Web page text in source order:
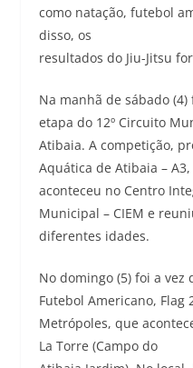
como natação, futebol
disso, os
resultados do Jiu-Jitsu
Na manhã de sábado
etapa do 12º Circuito
Atibaia. A competição,
Aquática de Atibaia – A3,
aconteceu no Centro
Municipal – CIEM e
diferentes idades.
No domingo (5) foi a vez
Futebol Americano, Flag
Metrópoles, que
La Torre (Campo do